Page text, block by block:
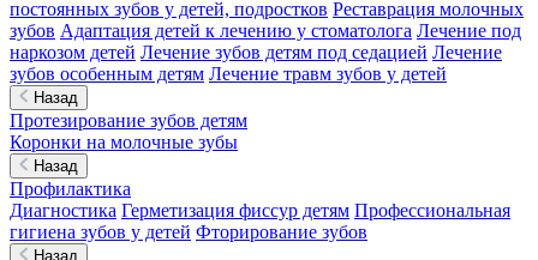
постоянных зубов у детей, подростков Реставрация молочных
зубов Адаптация детей к лечению у стоматолога Лечение под
наркозом детей Лечение зубов детям под седацией Лечение
зубов особенным детям Лечение травм зубов у детей
Назад
Протезирование зубов детям
Коронки на молочные зубы
Назад
Профилактика
Диагностика Герметизация фиссур детям Профессиональная
гигиена зубов у детей Фторирование зубов
Назад